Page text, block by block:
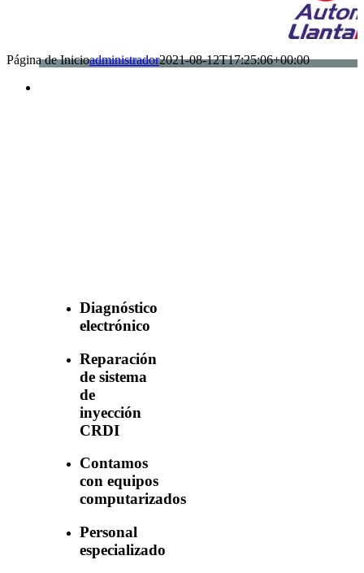
Página de Inicioadministrador2021-08-12T17:25:06+00:00
Diagnóstico
electrónico
Reparación
de sistema
de
inyección
CRDI
Contamos
con equipos
computarizados
Personal
especializado